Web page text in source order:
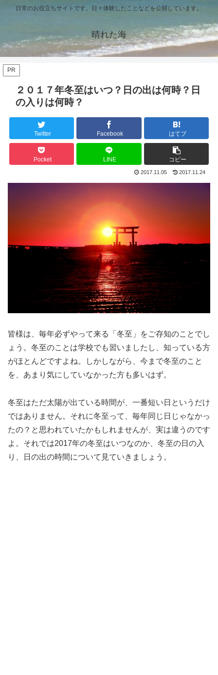
日常のお役立ちサイトです。日々体験したことなどを公開しています。
晴れた海
PR
２０１７年冬至はいつ？日の出は何時？日
の入りは何時？
Twitter Facebook はてブ
Pocket LINE コピー
2017.11.05 2017.11.24
皆様は、毎年必ずやって来る「冬至」をご存知のことでし
ょう。冬至のことは学校でも習いましたし、知っている方
がほとんどですよね。しかしながら、今まで冬至のこと
を、あまり気にしていなかった方も多いはず。
冬至はただ太陽が出ている時間が、一番短い日というだけ
ではありません。それに冬至って、毎年同じ日じゃなかっ
たの？と思われていたかもしれませんが、実は違うのです
よ。それでは2017年の冬至はいつなのか、冬至の日の入
り、日の出の時間について見ていきましょう。